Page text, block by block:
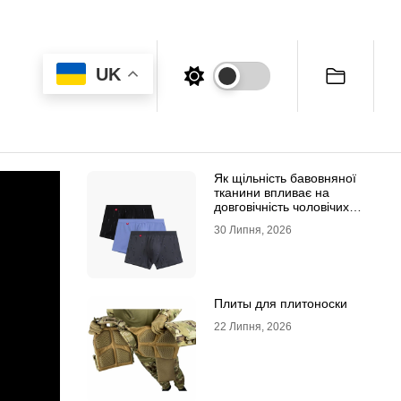
UK
Як щільність бавовняної
тканини впливає на
довговічність чоловічих
30 Липня, 2026
Плиты для плитоноски
22 Липня, 2026